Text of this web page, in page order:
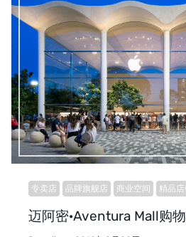
专卖店 品牌旗舰店 商业空间 精品店
迈阿密·Aventura Mall购